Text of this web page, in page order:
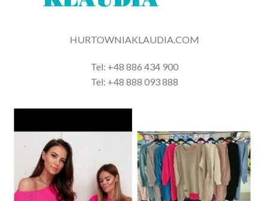
HURTOWNIAKLAUDIA.COM
Tel: +48 886 434 900
Tel: +48 888 093 888